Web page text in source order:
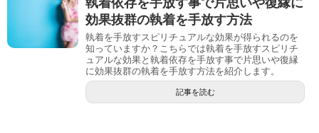
効果抜群の執着を手放す方法
執着を手放すスピリチュアルな効果が得られるのを
知っていますか？こちらでは執着を手放すスピリチ
ュアルな効果と執着依存を手放す事で片思いや復縁
に効果抜群の執着を手放す方法を紹介します。
記事を読む